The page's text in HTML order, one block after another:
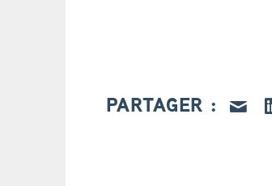
m
PARTAGER :